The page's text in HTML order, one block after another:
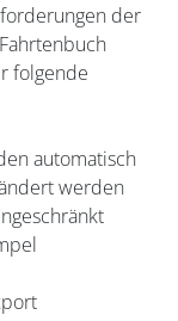
der
folgende
automatisch
werden